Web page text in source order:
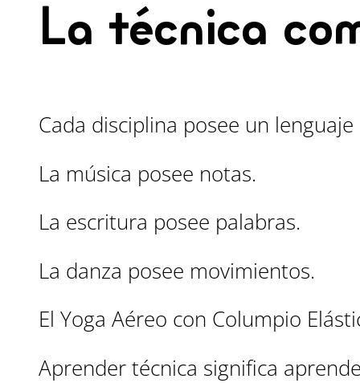
La técnica
Cada disciplina posee un
La música posee notas.
La escritura posee palabras.
La danza posee movimientos.
El Yoga Aéreo con Columpio
Aprender técnica significa